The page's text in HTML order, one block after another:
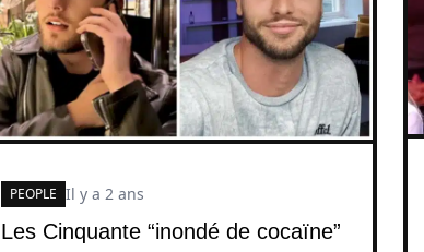
Les Cinquante “inondé de cocaïne”
PEOPLE Il y a 2 ans